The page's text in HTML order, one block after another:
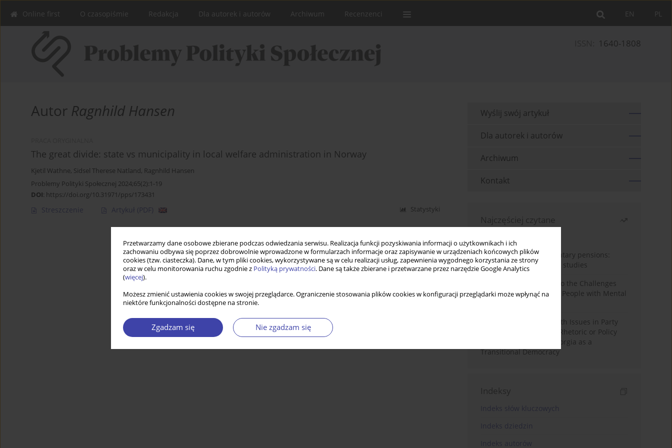
Przetwarzamy dane osobowe zbierane podczas odwiedzania serwisu. Realizacja funkcji pozyskiwania informacji o użytkownikach i ich
zachowaniu odbywa się poprzez dobrowolnie wprowadzone w formularzach informacje oraz zapisywanie w urządzeniach końcowych plików
cookies (tzw. ciasteczka). Dane, w tym pliki cookies, wykorzystywane są w celu realizacji usług, zapewnienia wygodnego korzystania ze strony
oraz w celu monitorowania ruchu zgodnie z Polityką prywatności. Dane są także zbierane i przetwarzane przez narzędzie Google Analytics
(więcej).
Możesz zmienić ustawienia cookies w swojej przeglądarce. Ograniczenie stosowania plików cookies w konfiguracji przeglądarki może wpłynąć na
niektóre funkcjonalności dostępne na stronie.
Zgadzam się Nie zgadzam się
PL
EN
Online first O czasopiśmie Redakcja Dla autorek i autorów Archiwum Recenzenci
1640-1808
Autor Ragnhild Hansen
The great divide: state vs municipality in local welfare administration in Norway
Kjetil Wathne, Sidsel Therese Natland, Ragnhild Hansen
Problemy Polityki Społecznej 2024;65(2):1-19
DOI: https://doi.org/10.31971/pps/173431
Streszczenie Artykuł (PDF) Statystyki
Wyślij swój artykuł
Dla autorek i autorów
Archiwum
Kontakt
Najczęściej czytane
Auto-enrolment in voluntary pensions:
Comparative OECD case studies
Bibliometric Insights into the Challenges
and Needs of Homeless People with Mental
The Politicisation of Youth Issues in Party
Programmes: Symbolic Rhetoric or Policy
Priority? The Case of Georgia as a
Transitional Democracy
Indeksy
Indeks słów kluczowych
Indeks dziedzin
Indeks autorów